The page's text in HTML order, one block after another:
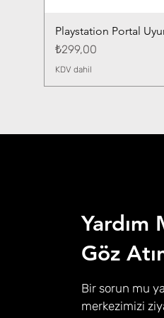
Playstation Portal
Fiyat
₺299,00
KDV dahil
Yardım
Göz
Bir sorun mu
merkezimizi